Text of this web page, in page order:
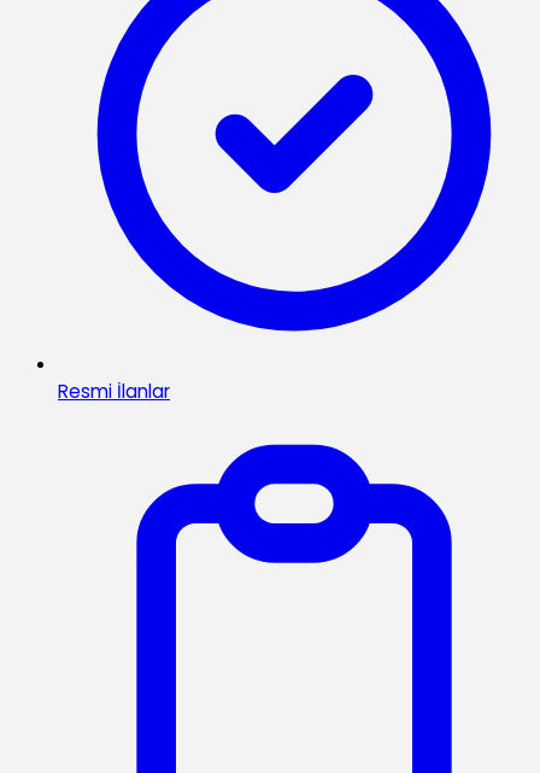
Resmi İlanlar